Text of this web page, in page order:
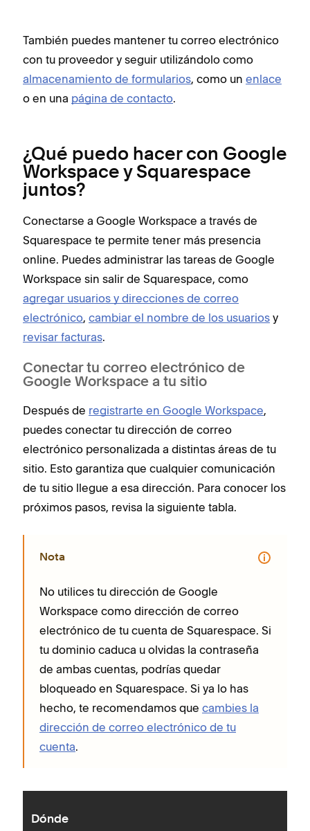
También puedes mantener tu correo electrónico
con tu proveedor y seguir utilizándolo como
almacenamiento de formularios, como un enlace
o en una página de contacto.
¿Qué puedo hacer con Google
Workspace y Squarespace
juntos?
Conectarse a Google Workspace a través de
Squarespace te permite tener más presencia
online. Puedes administrar las tareas de Google
Workspace sin salir de Squarespace, como
agregar usuarios y direcciones de correo
electrónico, cambiar el nombre de los usuarios y
revisar facturas.
Conectar tu correo electrónico de
Google Workspace a tu sitio
Después de registrarte en Google Workspace,
puedes conectar tu dirección de correo
electrónico personalizada a distintas áreas de tu
sitio. Esto garantiza que cualquier comunicación
de tu sitio llegue a esa dirección. Para conocer los
próximos pasos, revisa la siguiente tabla.
Nota
No utilices tu dirección de Google
Workspace como dirección de correo
electrónico de tu cuenta de Squarespace. Si
tu dominio caduca u olvidas la contraseña
de ambas cuentas, podrías quedar
bloqueado en Squarespace. Si ya lo has
hecho, te recomendamos que cambies la
dirección de correo electrónico de tu
cuenta.
Dónde